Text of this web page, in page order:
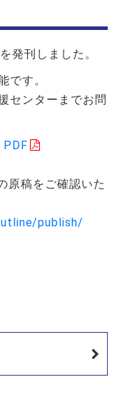
発刊しました。
です。
センターまでお問
PDF
原稿をご確認いた
publish/